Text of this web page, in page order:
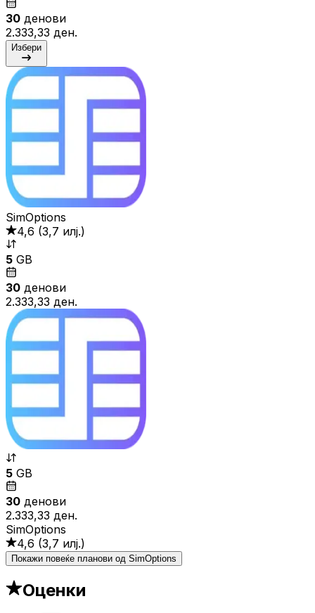
30 денови
2.333,33 ден.
Избери
SimOptions
4,6 (3,7 илј.)
5 GB
30 денови
2.333,33 ден.
5 GB
30 денови
2.333,33 ден.
SimOptions
4,6 (3,7 илј.)
Покажи повеќе планови од SimOptions
Оценки